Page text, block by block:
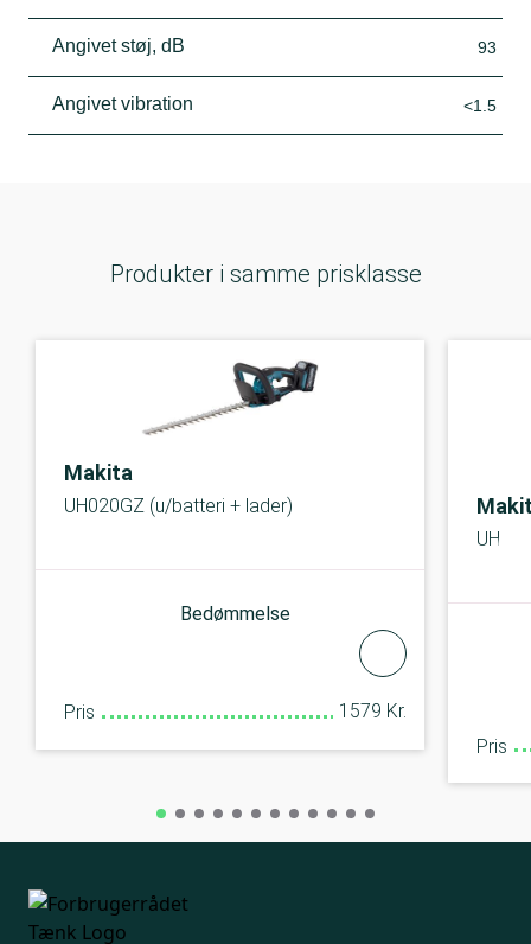
Angivet støj, dB 93
Angivet vibration <1.5
Produkter i samme prisklasse
Makita
UH020GZ (u/batteri + lader)
Bedømmelse
Pris 1579 Kr.
Pris